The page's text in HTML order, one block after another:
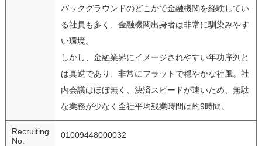
バックグラウンドのどこかで金融機関を経験してい
る社員も多く、金融機関出身者は非常に馴染みやす
い環境。
しかし、金融業界にイメージされやすい年功序列と
は真逆であり、非常にフラットで穏やかな社風。社
内会議はほぼ無く、決済スピードが速いため、無駄
な業務が少なく全社平均残業時間は約9時間。
Recruiting
No.
01009448000032